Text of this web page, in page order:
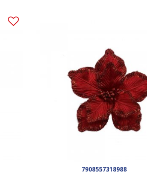
7908557318988